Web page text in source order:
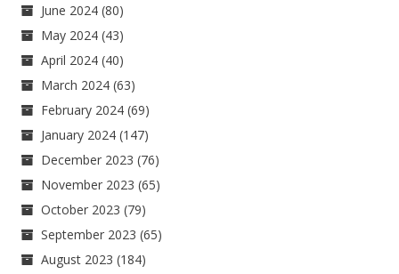
June 2024 (80)
May 2024 (43)
April 2024 (40)
March 2024 (63)
February 2024 (69)
January 2024 (147)
December 2023 (76)
November 2023 (65)
October 2023 (79)
September 2023 (65)
August 2023 (184)